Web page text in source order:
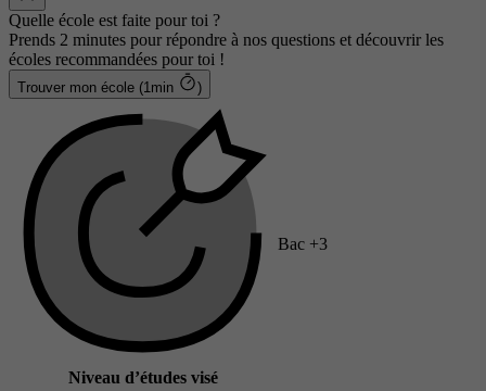
Quelle école est faite pour toi ?
Prends 2 minutes pour répondre à nos questions et découvrir les
écoles recommandées pour toi !
Trouver mon école (1min )
Niveau d’études visé
Bac +3